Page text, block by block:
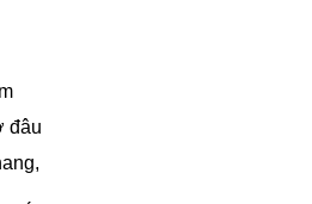
đâu